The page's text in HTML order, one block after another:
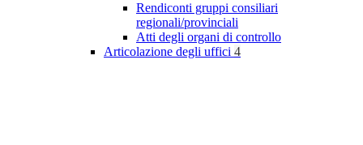
Rendiconti gruppi consiliari
regionali/provinciali
Atti degli organi di controllo
Articolazione degli uffici 4